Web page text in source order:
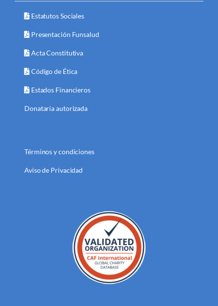
Estatutos Sociales
Presentación Funsalud
Acta Constitutiva
Código de Ética
Estados Financieros
Donataria autorizada
Términos y condiciones
Aviso de Privacidad